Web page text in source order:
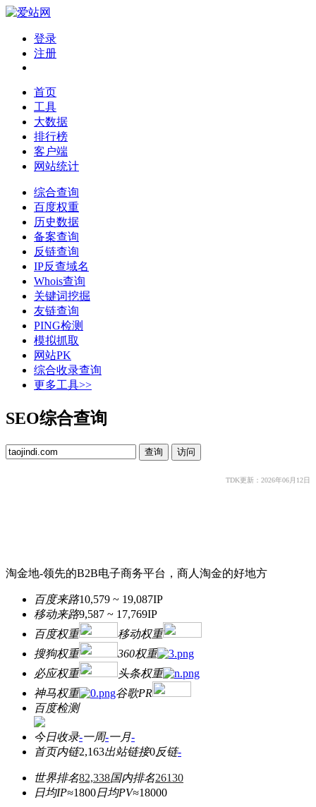
登录
注册
首页
工具
大数据
排行榜
客户端
网站统计
综合查询
百度权重
历史数据
备案查询
反链查询
IP反查域名
Whois查询
关键词挖掘
友链查询
PING检测
模拟抓取
网站PK
综合收录查询
更多工具>>
SEO综合查询
TDK更新：2026年06月12日
淘金地-领先的B2B电子商务平台，商人淘金的好地方
百度来路10,579 ~ 19,087IP
移动来路9,587 ~ 17,769IP
百度权重
移动权重
搜狗权重
360权重
必应权重
头条权重
神马权重
谷歌PR
百度检测
今日收录-一周-一月-
首页内链2,163出站链接0反链-
世界排名82,338国内排名26130
日均IP≈1800日均PV≈18000